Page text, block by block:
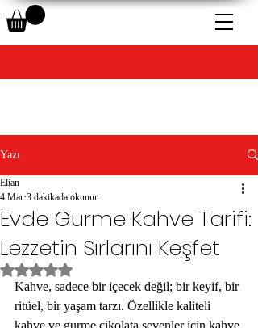
Yazı
Evde Gurme Kahve Tarifi:
Lezzetin Sırlarını Keşfet
Elian
4 Mar 3 dakikada okunur
5 üzerinden NaN yıldız
Kahve, sadece bir içecek değil; bir keyif, bir
ritüel, bir yaşam tarzı. Özellikle kaliteli
kahve ve gurme çikolata sevenler için kahve